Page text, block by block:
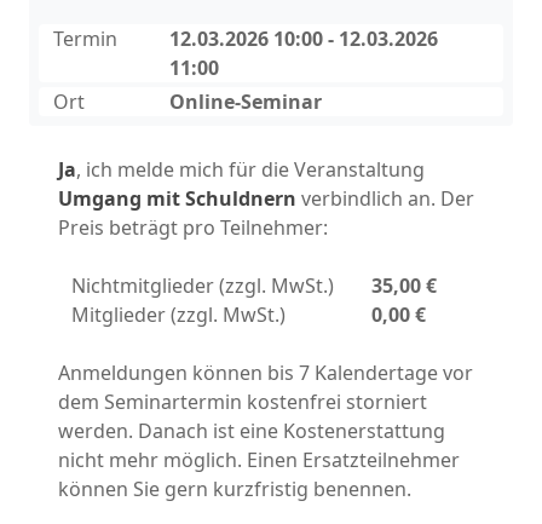
Termin
12.03.2026 10:00 - 12.03.2026
11:00
Ort
Online-Seminar
Ja, ich melde mich für die Veranstaltung
Umgang mit Schuldnern verbindlich an. Der
Preis beträgt pro Teilnehmer:
Nichtmitglieder (zzgl. MwSt.)
35,00 €
Mitglieder (zzgl. MwSt.)
0,00 €
Anmeldungen können bis 7 Kalendertage vor
dem Seminartermin kostenfrei storniert
werden. Danach ist eine Kostenerstattung
nicht mehr möglich. Einen Ersatzteilnehmer
können Sie gern kurzfristig benennen.